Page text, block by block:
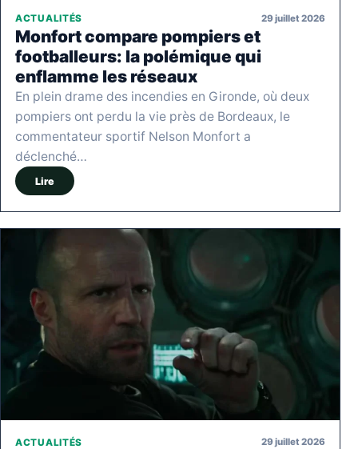
ACTUALITÉS 29 juillet 2026
Monfort compare pompiers et
footballeurs: la polémique qui
enflamme les réseaux
En plein drame des incendies en Gironde, où deux
pompiers ont perdu la vie près de Bordeaux, le
commentateur sportif Nelson Monfort a
déclenché…
Lire
ACTUALITÉS 29 juillet 2026